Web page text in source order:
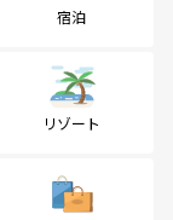
宿泊
リゾート